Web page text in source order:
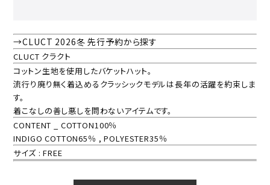
→CLUCT 2026冬 先行予約から探す
CLUCT クラクト
コットン生地を使用したバケットハット。
流行り廃り無く着込めるクラッシックモデルは長年の活躍を約束しま
す。
着こなしの善し悪しを問わないアイテムです。
CONTENT _ COTTON100％
INDIGO COTTON65％ , POLYESTER35％
サイズ : FREE